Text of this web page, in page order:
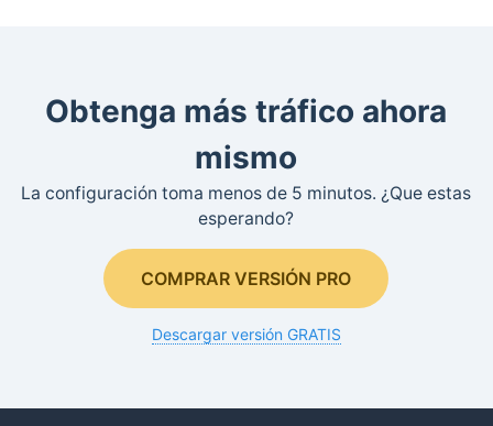
Obtenga más tráfico ahora
mismo
La configuración toma menos de 5 minutos. ¿Que estas
esperando?
COMPRAR VERSIÓN PRO
Descargar versión GRATIS